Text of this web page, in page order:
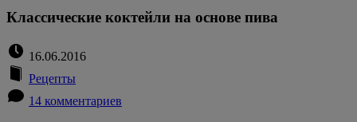
Классические коктейли на основе пива
16.06.2016
Рецепты
14 комментариев